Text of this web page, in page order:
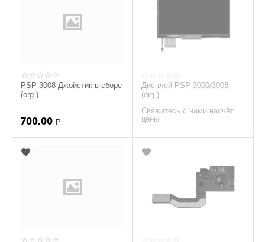
PSP 3008 Джойстик в сборе
(org.)
700.00 Р
Дисплей PSP-3000/3008
(org.)
Свяжитесь с нами насчёт
цены